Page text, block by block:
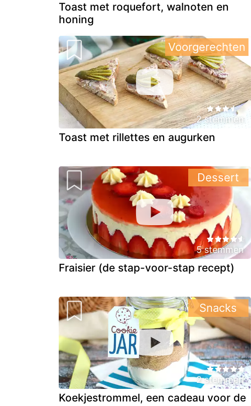
Toast met roquefort, walnoten en
honing
2 stemmen
Toast met rillettes en augurken
Voorgerechten
5 stemmen
Fraisier (de stap-voor-stap recept)
Dessert
2 stemmen
Koekjestrommel, een cadeau voor de
Snacks